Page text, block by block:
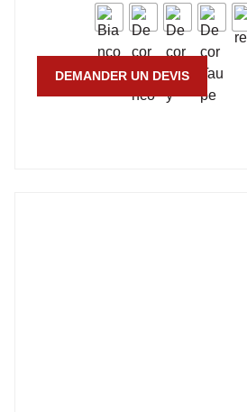
DEMANDER UN DEVIS